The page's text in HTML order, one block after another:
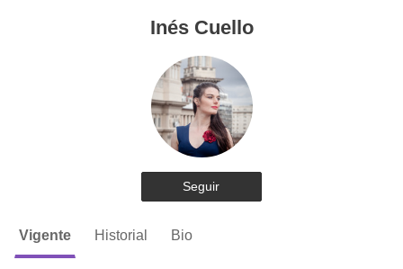
Inés Cuello
Seguir
Vigente Historial Bio